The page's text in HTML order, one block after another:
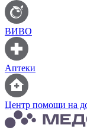
ВИВО
Аптеки
Центр помощи на